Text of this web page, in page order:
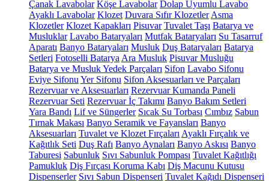
Çanak Lavabolar Köşe Lavabolar Dolap Uyumlu Lavabo
Ayaklı Lavabolar Klozet Duvara Sıfır Klozetler Asma
Klozetler Klozet Kapakları Pisuvar Tuvalet Taşı Batarya ve
Musluklar Lavabo Bataryaları Mutfak Bataryaları Su Tasarruf
Aparatı Banyo Bataryaları Musluk Duş Bataryaları Batarya
Setleri Fotoselli Batarya Ara Musluk Pisuvar Musluğu
Batarya ve Musluk Yedek Parçaları Sifon Lavabo Sifonu
Eviye Sifonu Yer Sifonu Sifon Aksesuarları ve Parçaları
Rezervuar ve Aksesuarları Rezervuar Kumanda Paneli
Rezervuar Seti Rezervuar İç Takımı Banyo Bakım Setleri
Yara Bandı Lif ve Süngerler Sıcak Su Torbası Cımbız Sabun
Tırnak Makası Banyo Seramik ve Fayansları Banyo
Aksesuarları Tuvalet ve Klozet Fırçaları Ayaklı Fırçalık ve
Kağıtlık Seti Duş Rafı Banyo Aynaları Banyo Askısı Banyo
Taburesi Sabunluk Sıvı Sabunluk Pompası Tuvalet Kağıtlığı
Pamukluk Diş Fırçası Koruma Kabı Diş Macunu Kutusu
Dispenserler Sıvı Sabun Dispenseri Tuvalet Kağıdı Dispenseri